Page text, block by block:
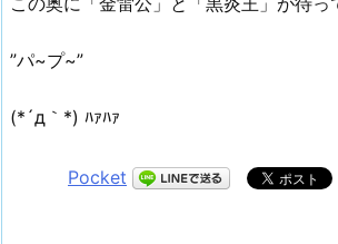
”パ~プ~”
(*´д｀*) ﾊｧﾊｧ
Pocket